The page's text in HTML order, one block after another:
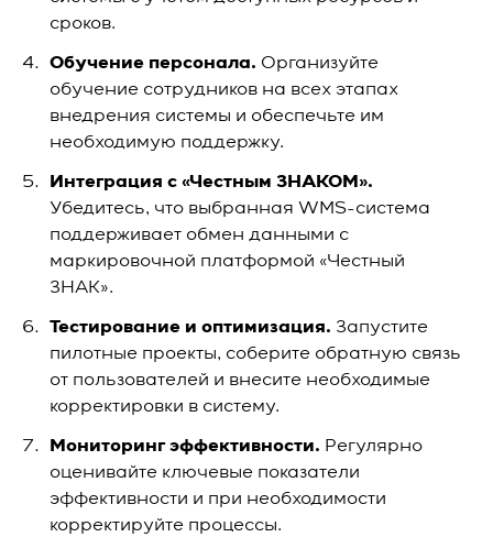
сроков.
Обучение персонала. Организуйте
обучение сотрудников на всех этапах
внедрения системы и обеспечьте им
необходимую поддержку.
Интеграция с «Честным ЗНАКОМ».
Убедитесь, что выбранная WMS-система
поддерживает обмен данными с
маркировочной платформой «Честный
ЗНАК».
Тестирование и оптимизация. Запустите
пилотные проекты, соберите обратную связь
от пользователей и внесите необходимые
корректировки в систему.
Мониторинг эффективности. Регулярно
оценивайте ключевые показатели
эффективности и при необходимости
корректируйте процессы.